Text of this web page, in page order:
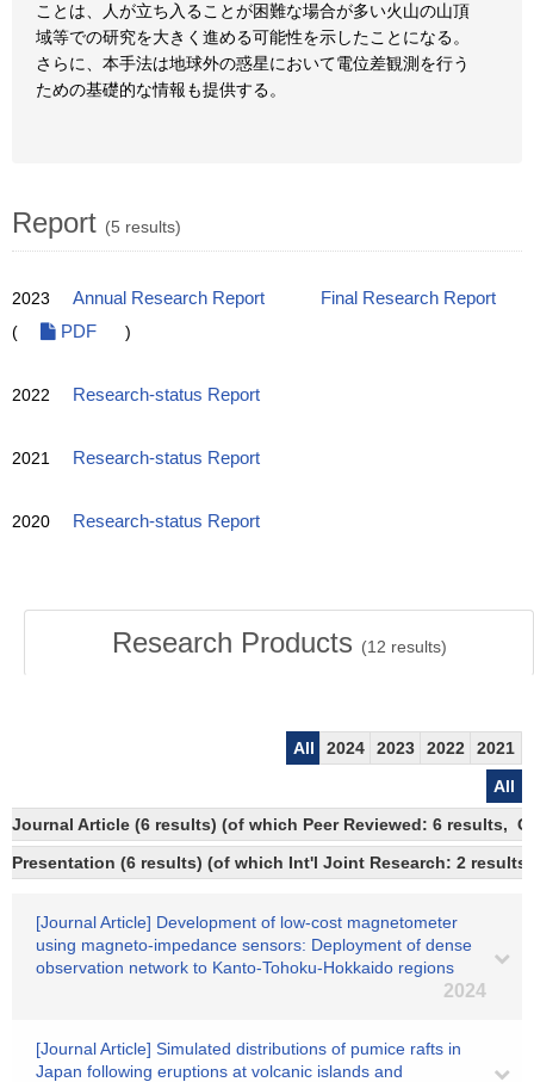
ことは、人が立ち入ることが困難な場合が多い火山の山頂
域等での研究を大きく進める可能性を示したことになる。
さらに、本手法は地球外の惑星において電位差観測を行う
ための基礎的な情報も提供する。
Report (5 results)
2023 Annual Research Report
Final Research Report
(
PDF )
2022 Research-status Report
2021 Research-status Report
2020 Research-status Report
Research Products (12 results)
All 2024 2023 2022
2021
All
Journal Article (6 results) (of which Peer Reviewed: 6 results,
Presentation (6 results) (of which Int'l Joint Research: 2 results)
[Journal Article] Development of low-cost magnetometer
using magneto-impedance sensors: Deployment of dense
observation network to Kanto-Tohoku-Hokkaido regions
2024
[Journal Article] Simulated distributions of pumice rafts in
Japan following eruptions at volcanic islands and